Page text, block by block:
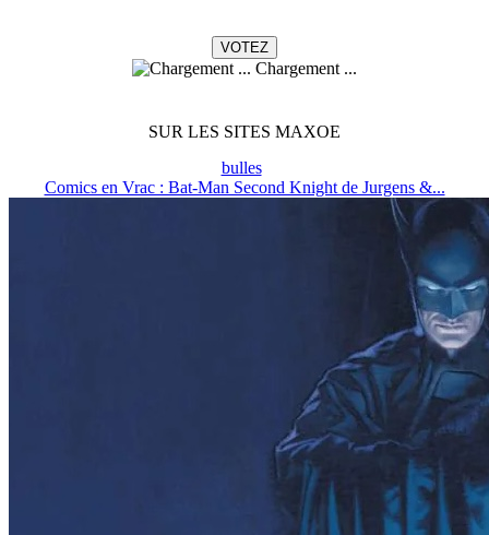
Chargement ...
SUR LES SITES MAXOE
bulles
Comics en Vrac : Bat-Man Second Knight de Jurgens &...